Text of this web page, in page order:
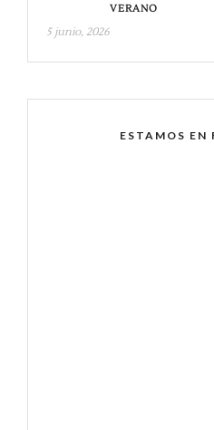
VERANO
5 junio, 2026
ESTAMOS EN